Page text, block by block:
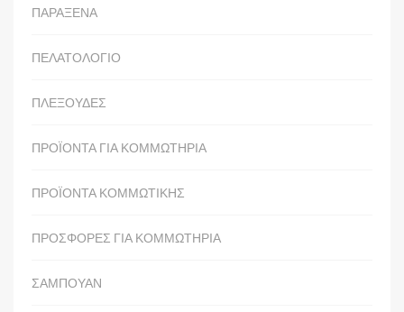
ΠΑΡΑΞΕΝΑ
ΠΕΛΑΤΟΛΟΓΙΟ
ΠΛΕΞΟΥΔΕΣ
ΠΡΟΪΟΝΤΑ ΓΙΑ ΚΟΜΜΩΤΗΡΙΑ
ΠΡΟΪΟΝΤΑ ΚΟΜΜΩΤΙΚΗΣ
ΠΡΟΣΦΟΡΕΣ ΓΙΑ ΚΟΜΜΩΤΗΡΙΑ
ΣΑΜΠΟΥΑΝ